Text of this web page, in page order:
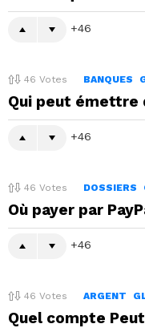
46
46 Votes BANQUES
Qui peut
46
46 Votes DOSSIERS
Où payer par
46
46 Votes ARGENT
Quel compte